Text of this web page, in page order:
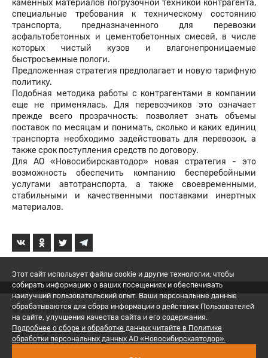
каменных материалов погрузочной техникой контрагента,
специальные требования к техническому состоянию
транспорта, предназначенного для перевозки
асфальтобетонных и цементобетонных смесей, в числе
которых чистый кузов и влагонепроницаемые
быстросъемные пологи.
Предложенная стратегия предполагает и новую тарифную
политику.
Подобная методика работы с контрагентами в компании
еще не применялась. Для перевозчиков это означает
прежде всего прозрачность: позволяет знать объемы
поставок по месяцам и понимать, сколько и каких единиц
транспорта необходимо задействовать для перевозок, а
также срок поступления средств по договору.
Для АО «Новосибирскавтодор» новая стратегия - это
возможность обеспечить компанию бесперебойными
услугами автотранспорта, а также своевременными,
стабильными и качественными поставками инертных
материалов.
© 2026 Группа компаний «Новосибирскавтодор»
8 (800) 200-05-06
Политика обработки ПД
Этот сайт использует файлы cookie и другие технологии, чтобы
собирать информацию о ваших посещениях и обеспечивать
наилучший пользовательский опыт. Ваши персональные данные
обрабатываются для сбора информации о действиях Пользователей
на сайте, улучшения качества сайта и его содержания.
Подробнее о сборе и обработке данных читайте в Политике
обработки персональных данных АО «Новосибирскавтодор».